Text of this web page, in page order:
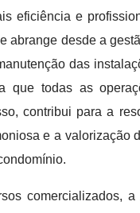
eficiência e
abrange desde a
das
que todas as
contribui para a
e a
comercializados,